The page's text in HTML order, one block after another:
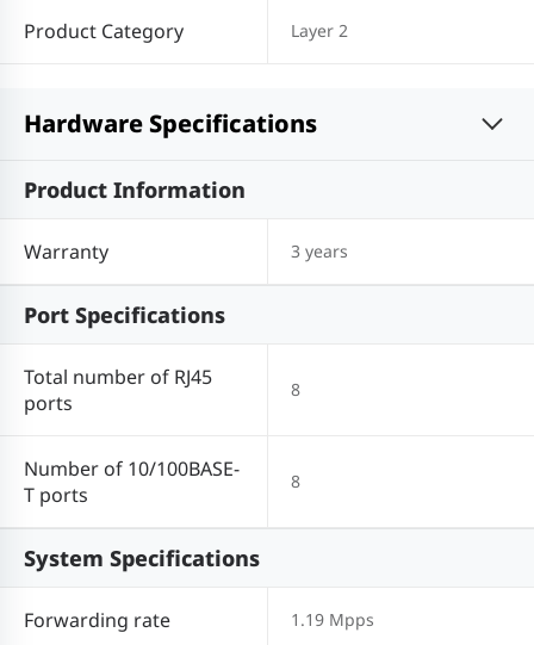
Product Category Layer 2
Hardware Specifications
Product Information
Warranty 3 years
Port Specifications
Total number of RJ45
ports
8
Number of 10/100BASE-
T ports
8
System Specifications
Forwarding rate 1.19 Mpps